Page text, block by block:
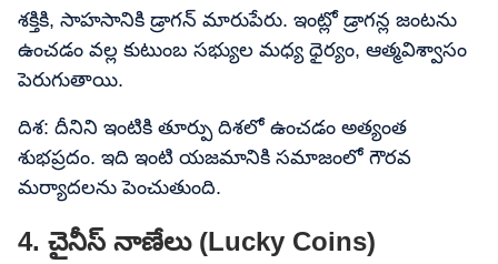
శక్తికి, సాహసానికి డ్రాగన్ మారుపేరు. ఇంట్లో డ్రాగన్ల జంటను
ఉంచడం వల్ల కుటుంబ సభ్యుల మధ్య ధైర్యం, ఆత్మవిశ్వాసం
పెరుగుతాయి.
దిశ: దీనిని ఇంటికి తూర్పు దిశలో ఉంచడం అత్యంత
శుభప్రదం. ఇది ఇంటి యజమానికి సమాజంలో గౌరవ
మర్యాదలను పెంచుతుంది.
4. చైనీస్ నాణేలు (Lucky Coins)